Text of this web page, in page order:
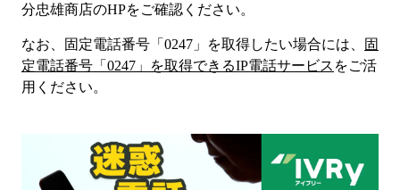
分忠雄商店のHPをご確認ください。
なお、固定電話番号「 0247 」を取得したい場合には、
固
定電話番号「 0247 」を取得できるIP電話サービス をご活
用ください。